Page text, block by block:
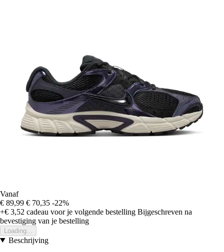
Vanaf
€ 89,99 € 70,35 -22%
+€ 3,52 cadeau voor je volgende bestelling Bijgeschreven na
bevestiging van je bestelling
Loading...
Beschrijving